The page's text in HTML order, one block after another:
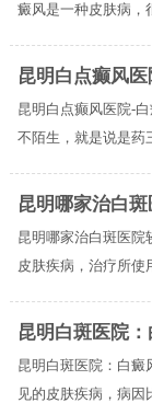
癜风是一种皮肤病，
昆明白点癫风
昆明白点癫风医院-
不陌生，就是说是药
昆明哪家治白
昆明哪家治白斑医院
皮肤疾病，治疗所使
昆明白斑医院
昆明白斑医院：白癜
见的皮肤疾病，病因